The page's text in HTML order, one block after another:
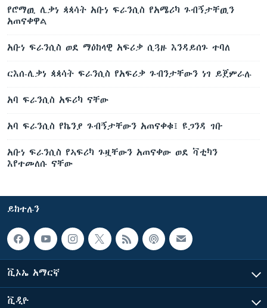
የሮማዉ ሊቃነ ጳጳሳት አቡነ ፍራንሲስ የአሜሪካ ጉብኝታቸዉን
አጠናቀዋል
አቡነ ፍራንሲስ ወደ ማዕከላዊ አፍሪቃ ሲጓዙ እንዳይሰጉ ተባለ
ርእሰ-ሊቃነ ጳጳሳት ፍራንሲስ የአፍሪቃ ጉብንታቸውን ነገ ይጀምራሉ
አባ ፍራንሲስ አፍሪካ ናቸው
አባ ፍራንሲስ የኬንያ ጉብኝታቸውን አጠናቀቁ፤ ዩጋንዳ ገቡ
አቡነ ፍራንሲስ የኣፍሪካ ጉዟቸውን አጠናቀው ወደ ቫቲካን
እየተመለሱ ናቸው
ይከተሉን
ቪኦኤ አማርኛ
ቪዲዮ